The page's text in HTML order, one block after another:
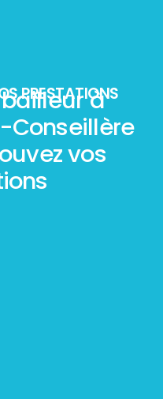
PRESTATIONS
à
vos